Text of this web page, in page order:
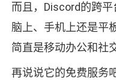
而且，Discord的跨
脑上、手机上还是平
简直是移动办公和社
再说说它的免费服务